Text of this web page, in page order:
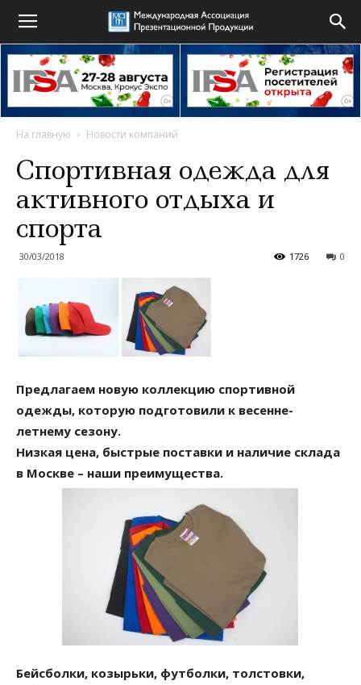
На главную Новости компаний
Спортивная одежда для
активного отдыха и
спорта
30/03/2018 0
1726
Предлагаем новую коллекцию спортивной
одежды, которую подготовили к весенне-
летнему сезону.
Низкая цена, быстрые поставки и наличие склада
в Москве – наши преимущества.
Бейсболки, козырьки, футболки, толстовки,